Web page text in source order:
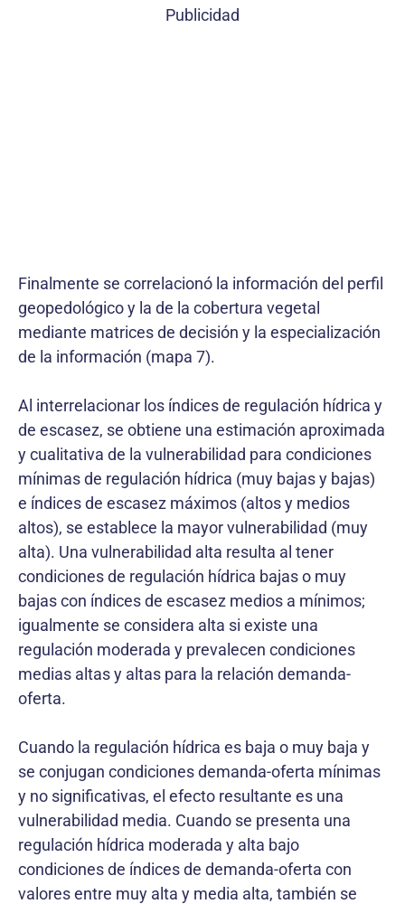
Publicidad
Finalmente se correlacionó la información del perfil
geopedológico y la de la cobertura vegetal
mediante matrices de decisión y la especialización
de la información (mapa 7).
Al interrelacionar los índices de regulación hídrica y
de escasez, se obtiene una estimación aproximada
y cualitativa de la vulnerabilidad para condiciones
mínimas de regulación hídrica (muy bajas y bajas)
e índices de escasez máximos (altos y medios
altos), se establece la mayor vulnerabilidad (muy
alta). Una vulnerabilidad alta resulta al tener
condiciones de regulación hídrica bajas o muy
bajas con índices de escasez medios a mínimos;
igualmente se considera alta si existe una
regulación moderada y prevalecen condiciones
medias altas y altas para la relación demanda-
oferta.
Cuando la regulación hídrica es baja o muy baja y
se conjugan condiciones demanda-oferta mínimas
y no significativas, el efecto resultante es una
vulnerabilidad media. Cuando se presenta una
regulación hídrica moderada y alta bajo
condiciones de índices de demanda-oferta con
valores entre muy alta y media alta, también se